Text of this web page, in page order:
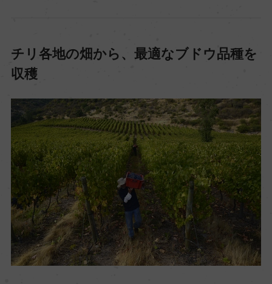
チリ各地の畑から、最適なブドウ品種を
収穫